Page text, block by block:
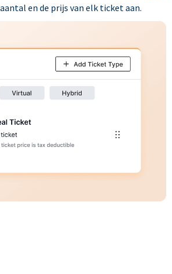
en de prijs van elk ticket aan.